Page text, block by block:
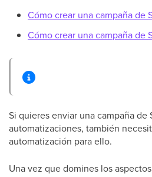
Cómo crear una campaña de
Cómo crear una campaña de
Si quieres enviar una campaña de
automatizaciones, también
automatización para ello.
Una vez que domines los